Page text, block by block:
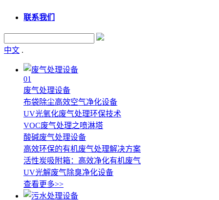
联系我们
中文 .
01
废气处理设备
布袋除尘高效空气净化设备
UV光氧化废气处理环保技术
VOC废气处理之喷淋塔
酸碱废气处理设备
高效环保的有机废气处理解决方案
活性炭吸附箱：高效净化有机废气
UV光解废气除臭净化设备
查看更多>>